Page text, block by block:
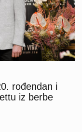
rođendan i
iz berbe